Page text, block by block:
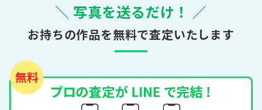
＼ 写真を送るだけ！ ／
お持ちの作品を無料で査定いたします